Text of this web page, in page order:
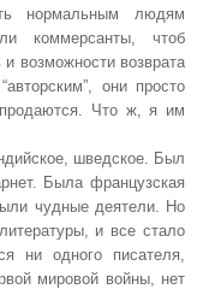
нормальным людям
коммерсанты, чтоб
возможности возврата
они просто
Что ж, я им
шведское. Был
Была французская
чудные деятели. Но
и все стало
ни одного писателя,
мировой войны, нет